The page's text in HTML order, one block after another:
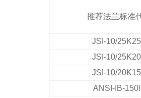
推荐法兰标准
JSI-10/
JSI-10/
JSI-10/
ANSI-IB-